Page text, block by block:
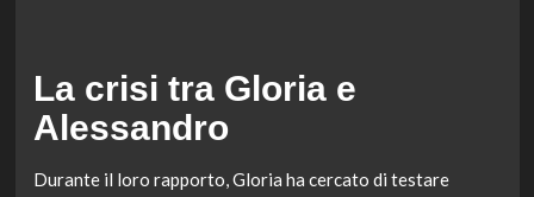
La crisi tra Gloria e
Alessandro
Durante il loro rapporto, Gloria ha cercato di testare